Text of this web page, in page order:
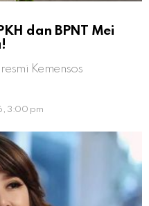
dan BPNT Mei
Kemensos
3:00 pm